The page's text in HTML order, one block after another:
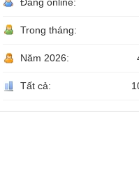
Tập huấn cán bộ chủ chốt Hội
Ngày 04/08/2026
dự án luật
Trong tháng:
Năm 2026:
Tất cả: